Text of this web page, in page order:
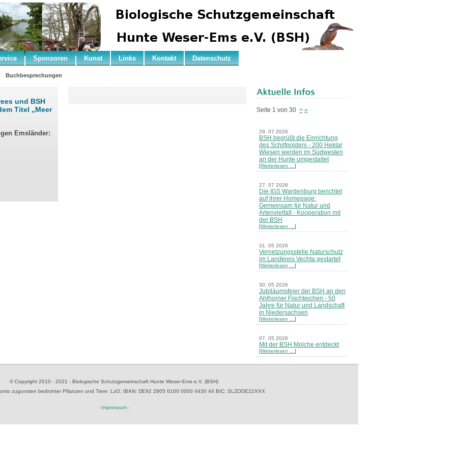
Sponsoren Kunst Links Kontakt Datenschutz
Buchbesprechungen
und BSH
Titel „Meer
Emsländer:
Seite 1 von 30 > »
29. 07 2026
BSH begrüßt die Einrichtung
des Schilfpolders - 200 Hektar
Wiesen werden im Südwesten
an der Hunte umgestaltet
[Weiterlesen … ]
27. 07 2026
Die IGS Wardenburg berichtet
auf ihrer Homepage:
Gemeinsam für Natur und
Artenvielfalt - Kooperation mit
der BSH
[Weiterlesen … ]
31. 05 2026
Vernetzungsstelle Naturschutz
im Landkreis Vechta gestartet
[Weiterlesen … ]
30. 05 2026
Jubiläumsfeier der BSH an den
Ahlhorner Fischteichen - 50
Jahre für Natur und Landschaft
in Niedersachsen
[Weiterlesen … ]
07. 05 2026
Mit der BSH Molche entdeckt
[Weiterlesen … ]
[Weiterlesen …
© Copyright 2010 - 2021 - Biologische Schutzgemeinschaft Hunte Weser-Ems e.V. (BSH)
zugunsten bedrohter Pflanzen und Tiere: LzO, IBAN: DE92 2805 0100 0000 4430 44 BIC: SLZODE22XXX
- Impressum -